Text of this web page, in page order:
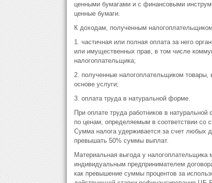
ценными бумагами и с финансовыми
ценные бумаги.
К доходам, полученным
1. частичная или полная оплата за него
или имущественных прав, в том числе
налогоплательщика;
2. полученные налогоплательщиком товары,
основе услуги;
3. оплата труда в натуральной форме.
При оплате труда работников в
по ценам, определяемым в соответствии
Сумма налога удерживается за счет любых
превышать 50% суммы выплат.
Материальная выгода у налогоплательщика
индивидуальным предпринимателем
как превышение суммы процентов за